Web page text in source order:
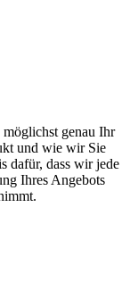
genau Ihr
und wie wir Sie
dafür, dass wir jede
Ihres Angebots